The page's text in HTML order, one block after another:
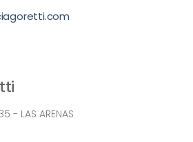
- LAS ARENAS